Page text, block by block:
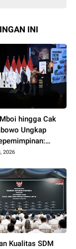
INI
hingga Cak
Ungkap
Rakyat &
2026
Kualitas SDM